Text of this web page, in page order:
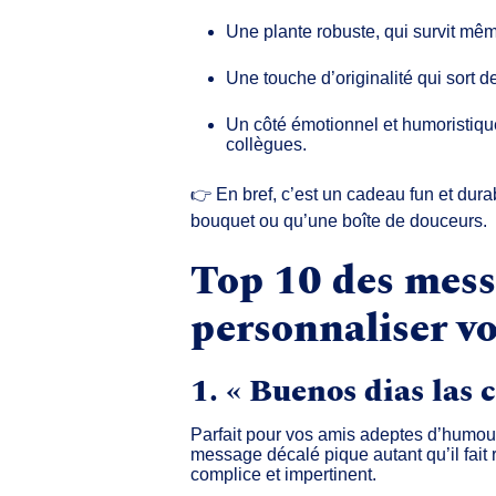
Une plante robuste, qui survit
Une touche d’originalité qui sort
Un côté émotionnel et
collègues.
👉 En bref, c’est un cadeau fun et
bouquet ou qu’une boîte de douceurs.
Top 10 des
personnaliser
1. « Buenos dias las
Parfait pour vos amis adeptes
message décalé pique autant qu’il
complice et impertinent.